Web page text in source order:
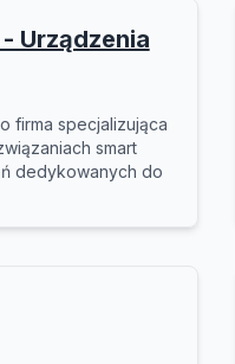
Urządzenia
firma specjalizująca
smart
dedykowanych do